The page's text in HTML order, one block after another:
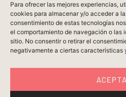
Para ofrecer las mejores experiencias,
cookies para almacenar y/o acceder a
consentimiento de estas tecnologías
el comportamiento de navegación o las
sitio. No consentir o retirar el
negativamente a ciertas características
LUN
Cerrado***
Aviso Legal
Política de Privacidad